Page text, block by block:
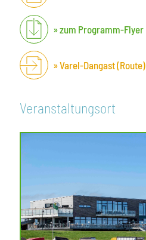
zum Programm-Flyer
Varel-Dangast (Route)
Veranstaltungsort